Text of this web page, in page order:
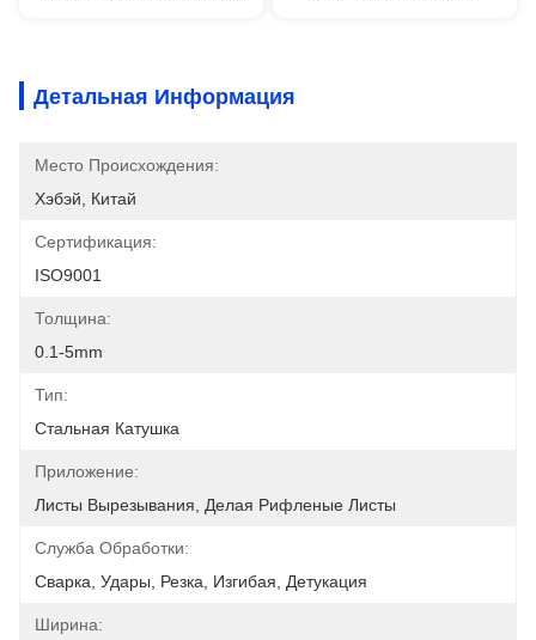
Детальная Информация
Место Происхождения:
Хэбэй, Китай
Сертификация:
ISO9001
Толщина:
0.1-5mm
Тип:
Стальная Катушка
Приложение:
Листы Вырезывания, Делая Рифленые Листы
Служба Обработки:
Сварка, Удары, Резка, Изгибая, Детукация
Ширина: